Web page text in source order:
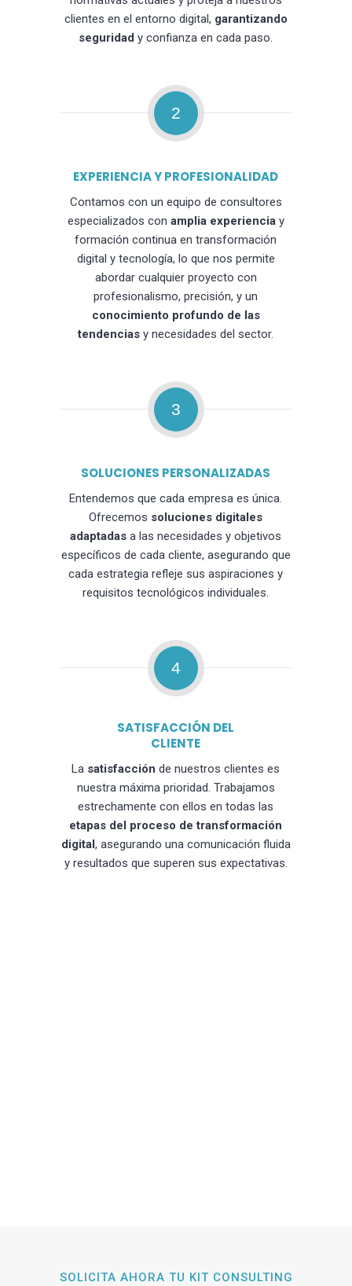
clientes en el entorno digital, garantizando
seguridad y confianza en cada paso.
2
EXPERIENCIA Y PROFESIONALIDAD
Contamos con un equipo de consultores
especializados con amplia experienciay
formación continua en transformación
digital y tecnología, lo que nos permite
abordar cualquier proyecto con
profesionalismo, precisión, y un
conocimiento profundo de las
tendencias y necesidades del sector.
3
SOLUCIONES PERSONALIZADAS
Entendemos que cada empresa es única.
Ofrecemos soluciones digitales
adaptadas a las necesidades y objetivos
específicos de cada cliente, asegurando que
cada estrategia refleje sus aspiraciones y
requisitos tecnológicos individuales.
4
SATISFACCIÓN DEL
CLIENTE
La satisfacción de nuestros clientes es
nuestra máxima prioridad. Trabajamos
estrechamente con ellos en todas las
etapas del proceso de transformación
digital, asegurando una comunicación fluida
y resultados que superen sus expectativas.
SOLICITA AHORA TU KIT CONSULTING